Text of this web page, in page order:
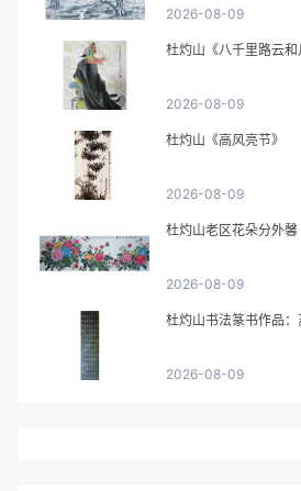
2026-08-09
杜灼山《八千里路云和
2026-08-09
杜灼山《高风亮节》
2026-08-09
杜灼山老区花朵分外馨
2026-08-09
2026-08-09